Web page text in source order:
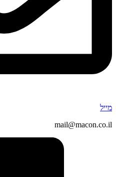
מייל
mail@macon.co.il